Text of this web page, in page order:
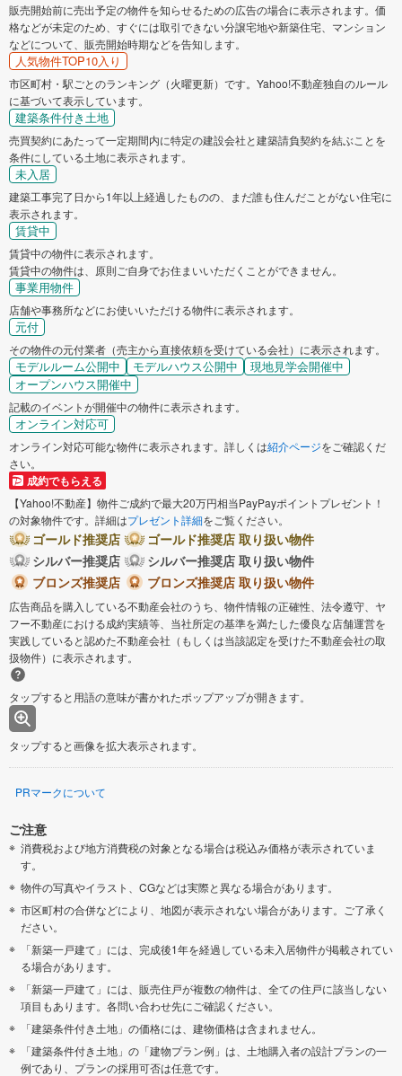
販売開始前に売出予定の物件を知らせるための広告の場合に表示されます。価
格などが未定のため、すぐには取引できない分譲宅地や新築住宅、マンション
などについて、販売開始時期などを告知します。
人気物件TOP10入り
市区町村・駅ごとのランキング（火曜更新）です。Yahoo!不動産独自のルール
に基づいて表示しています。
建築条件付き土地
売買契約にあたって一定期間内に特定の建設会社と建築請負契約を結ぶことを
条件にしている土地に表示されます。
未入居
建築工事完了日から1年以上経過したものの、まだ誰も住んだことがない住宅に
表示されます。
賃貸中
賃貸中の物件に表示されます。
賃貸中の物件は、原則ご自身でお住まいいただくことができません。
事業用物件
店舗や事務所などにお使いいただける物件に表示されます。
元付
その物件の元付業者（売主から直接依頼を受けている会社）に表示されます。
モデルルーム公開中 モデルハウス公開中
現地見学会開催中
オープンハウス開催中
記載のイベントが開催中の物件に表示されます。
オンライン対応可
オンライン対応可能な物件に表示されます。詳しくは紹介ページをご確認くだ
さい。
成約でもらえる
【Yahoo!不動産】物件ご成約で最大20万円相当PayPayポイントプレゼント！
の対象物件です。詳細はプレゼント詳細をご覧ください。
ゴールド推奨店
ゴールド推奨店 取り扱い物件
シルバー推奨店
シルバー推奨店 取り扱い物件
ブロンズ推奨店
ブロンズ推奨店 取り扱い物件
広告商品を購入している不動産会社のうち、物件情報の正確性、法令遵守、ヤ
フー不動産における成約実績等、当社所定の基準を満たした優良な店舗運営を
実践していると認めた不動産会社（もしくは当該認定を受けた不動産会社の取
扱物件）に表示されます。
タップすると用語の意味が書かれたポップアップが開きます。
タップすると画像を拡大表示されます。
PRマークについて
ご注意
消費税および地方消費税の対象となる場合は税込み価格が表示されていま
す。
物件の写真やイラスト、CGなどは実際と異なる場合があります。
市区町村の合併などにより、地図が表示されない場合があります。ご了承く
ださい。
「新築一戸建て」には、完成後1年を経過している未入居物件が掲載されてい
る場合があります。
「新築一戸建て」には、販売住戸が複数の物件は、全ての住戸に該当しない
項目もあります。各問い合わせ先にご確認ください。
「建築条件付き土地」の価格には、建物価格は含まれません。
「建築条件付き土地」の「建物プラン例」は、土地購入者の設計プランの一
例であり、プランの採用可否は任意です。